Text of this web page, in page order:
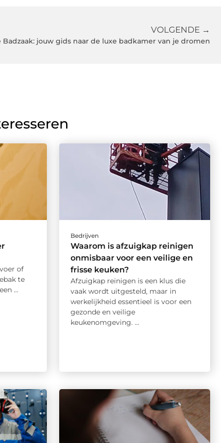
VOLGENDE →
Badzaak: jouw gids naar de luxe badkamer van je dromen
of
te
...
Bedrijven
Waarom is afzuigkap reinigen
onmisbaar voor een veilige en
frisse keuken?
Afzuigkap reinigen is een klus die
vaak wordt uitgesteld, maar in
werkelijkheid essentieel is voor een
gezonde en veilige
keukenomgeving. ...